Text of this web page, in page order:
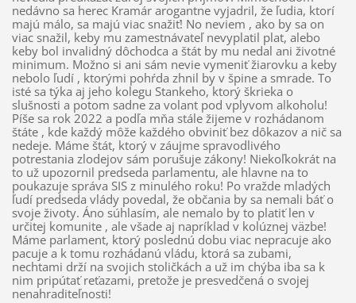
nedávno sa herec Kramár arogantne vyjadril, že ľudia, ktorí
majú málo, sa majú viac snažiť! No neviem , ako by sa on
viac snažil, keby mu zamestnávateľ nevyplatil plat, alebo
keby bol invalidný dôchodca a štát by mu nedal ani životné
minimum. Možno si ani sám nevie vymeniť žiarovku a keby
nebolo ľudí , ktorými pohŕda zhnil by v špine a smrade. To
isté sa týka aj jeho kolegu Stankeho, ktorý škrieka o
slušnosti a potom sadne za volant pod vplyvom alkoholu!
Píše sa rok 2022 a podľa mňa stále žijeme v rozhádanom
štáte , kde každý môže každého obviniť bez dôkazov a nič sa
nedeje. Máme štát, ktorý v záujme spravodlivého
potrestania zlodejov sám porušuje zákony! Niekoľkokrát na
to už upozornil predseda parlamentu, ale hlavne na to
poukazuje správa SIS z minulého roku! Po vražde mladých
ľudí predseda vlády povedal, že občania by sa nemali báť o
svoje životy. Áno súhlasím, ale nemalo by to platiť len v
určitej komunite , ale všade aj napríklad v kolúznej väzbe!
Máme parlament, ktorý poslednú dobu viac nepracuje ako
pacuje a k tomu rozhádanú vládu, ktorá sa zubami,
nechtami drží na svojich stoličkách a už im chýba iba sa k
nim pripútať reťazami, pretože je presvedčená o svojej
nenahraditeľnosti!